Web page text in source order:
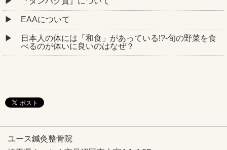
EAAについて
日本人の体には「和食」があっている!?-旬の野菜を食
べるのが体いに良いのはなぜ？
ユース鍼灸整骨院